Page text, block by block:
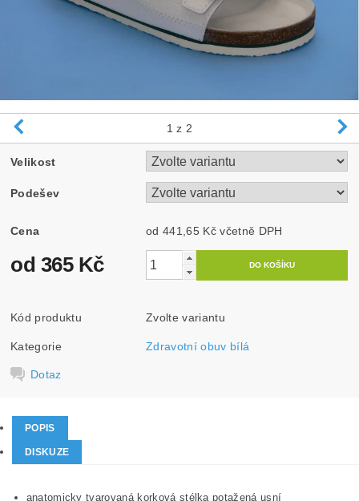
1 z 2
Velikost
Podešev
Cena od 441,65 Kčvčetně DPH
od 365 Kč
Kód produktu Zvolte variantu
Kategorie Zdravotní obuv bílá
Dotaz
POPIS
DISKUZE
anatomicky tvarovaná korková stélka potažená usní